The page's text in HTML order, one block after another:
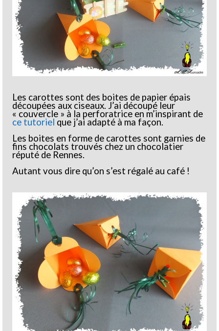
Les carottes sont des boites de papier épais
découpées aux ciseaux. J’ai découpé leur
« couvercle » à la perforatrice en m’inspirant de
ce tutoriel que j’ai adapté à ma façon.
Les boites en forme de carottes sont garnies de
fins chocolats trouvés chez un chocolatier
réputé de Rennes.
Autant vous dire qu’on s’est régalé au café !